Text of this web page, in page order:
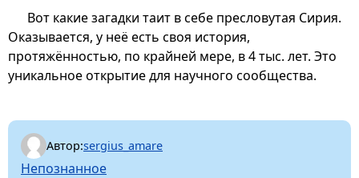
Вот какие загадки таит в себе пресловутая Сирия.
Оказывается, у неё есть своя история,
протяжённостью, по крайней мере, в 4 тыс. лет. Это
уникальное открытие для научного сообщества.
Автор:sergius_amare
Непознанное